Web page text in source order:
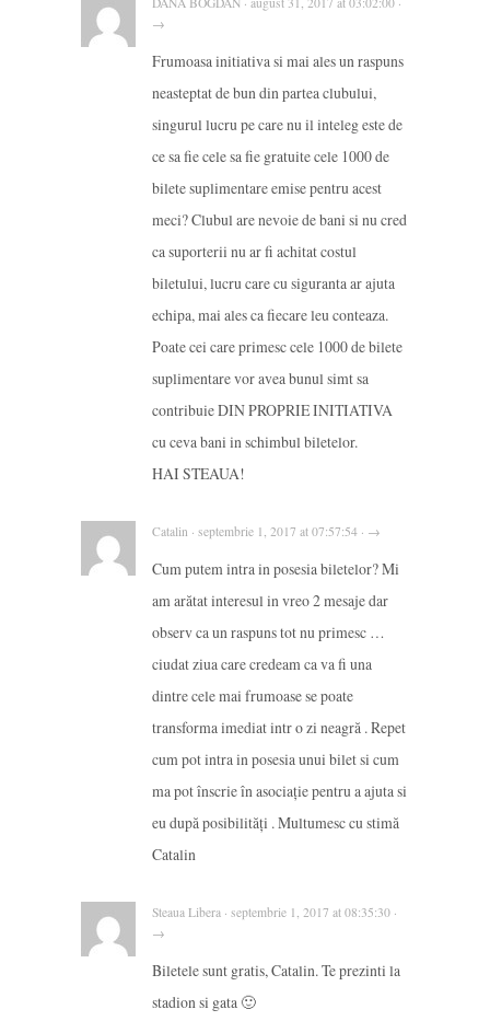
→
Frumoasa initiativa si mai ales un raspuns
neasteptat de bun din partea clubului,
singurul lucru pe care nu il inteleg este de
ce sa fie cele sa fie gratuite cele 1000 de
bilete suplimentare emise pentru acest
meci? Clubul are nevoie de bani si nu cred
ca suporterii nu ar fi achitat costul
biletului, lucru care cu siguranta ar ajuta
echipa, mai ales ca fiecare leu conteaza.
Poate cei care primesc cele 1000 de bilete
suplimentare vor avea bunul simt sa
contribuie DIN PROPRIE INITIATIVA
cu ceva bani in schimbul biletelor.
HAI STEAUA!
Catalin · septembrie 1, 2017 at 07:57:54 · →
Cum putem intra in posesia biletelor? Mi
am arătat interesul in vreo 2 mesaje dar
observ ca un raspuns tot nu primesc …
ciudat ziua care credeam ca va fi una
dintre cele mai frumoase se poate
transforma imediat intr o zi neagră . Repet
cum pot intra in posesia unui bilet si cum
ma pot înscrie în asociație pentru a ajuta si
eu după posibilități . Multumesc cu stimă
Catalin
Steaua Libera · septembrie 1, 2017 at 08:35:30 ·
→
Biletele sunt gratis, Catalin. Te prezinti la
stadion si gata 🙂